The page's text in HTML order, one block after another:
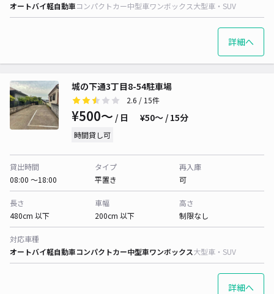
オートバイ軽自動車コンパクトカー中型車ワンボックス大型車・SUV
詳細へ
城の下通3丁目8-54駐車場
2.6 / 15件
¥500〜 / 日 ¥50〜 / 15分
時間貸し可
貸出時間
08:00 〜18:00
タイプ
平置き
再入庫
可
長さ
480cm 以下
車幅
200cm 以下
高さ
制限なし
対応車種
オートバイ軽自動車コンパクトカー中型車ワンボックス大型車・SUV
詳細へ